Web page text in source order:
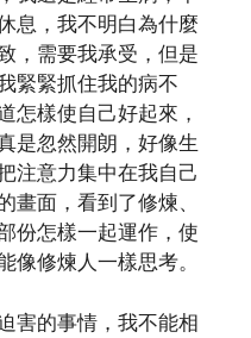
息，我不明白為什麼
，需要我承受，但是
緊緊抓住我的病不
怎樣使自己好起來，
是忽然開朗，好像生
注意力集中在我自己
畫面，看到了修煉、
份怎樣一起運作，使
像修煉人一樣思考。
害的事情，我不能相